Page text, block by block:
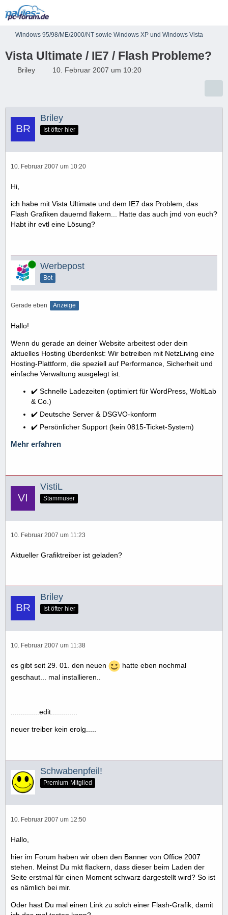
Windows 95/98/ME/2000/NT sowie Windows XP und Windows Vista
Vista Ultimate / IE7 / Flash Probleme?
Briley 10. Februar 2007 um 10:20
Briley
Ist öfter hier
10. Februar 2007 um 10:20
Hi,
ich habe mit Vista Ultimate und dem IE7 das Problem, das
Flash Grafiken dauernd flakern... Hatte das auch jmd von euch?
Habt ihr evtl eine Lösung?
Online Werbepost
Bot
Gerade eben Anzeige
Hallo!
Wenn du gerade an deiner Website arbeitest oder dein
aktuelles Hosting überdenkst: Wir betreiben mit NetzLiving eine
Hosting-Plattform, die speziell auf Performance, Sicherheit und
einfache Verwaltung ausgelegt ist.
✔️ Schnelle Ladezeiten (optimiert für WordPress, WoltLab
& Co.)
✔️ Deutsche Server & DSGVO-konform
✔️ Persönlicher Support (kein 0815-Ticket-System)
Mehr erfahren
VistiL
Stammuser
10. Februar 2007 um 11:23
Aktueller Grafiktreiber ist geladen?
Briley
Ist öfter hier
10. Februar 2007 um 11:38
es gibt seit 29. 01. den neuen
hatte eben nochmal
geschaut... mal installieren..
..............edit.............
neuer treiber kein erolg.....
Schwabenpfeil!
Premium-Mitglied
10. Februar 2007 um 12:50
Hallo,
hier im Forum haben wir oben den Banner von Office 2007
stehen. Meinst Du mkt flackern, dass dieser beim Laden der
Seite erstmal für einen Moment schwarz dargestellt wird? So ist
es nämlich bei mir.
Oder hast Du mal einen Link zu solch einer Flash-Grafik, damit